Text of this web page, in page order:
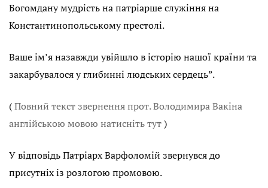
Богомдану мудрість на патріарше служіння на
Константинопольському престолі.
Ваше ім’я назавжди увійшло в історію нашої країни та
закарбувалося у глибинні людських сердець”.
(Повний текст звернення прот. Володимира Вакіна
англійською мовою натисніть тут)
У відповідь Патріарх Варфоломій звернувся до
присутніх із розлогою промовою.